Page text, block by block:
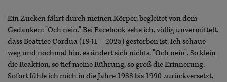
Ein Zucken fährt durch meinen Körper, begleitet von dem
Gedanken: "Och nein." Bei Facebook sehe ich, völlig unvermittelt,
dass Beatrice Cordua (1941 – 2025) gestorben ist. Ich schaue
weg und nochmal hin, es ändert sich nichts. "Och nein". So klein
die Reaktion, so tief meine Rührung, so groß die Erinnerung.
Sofort fühle ich mich in die Jahre 1988 bis 1990 zurückversetzt,